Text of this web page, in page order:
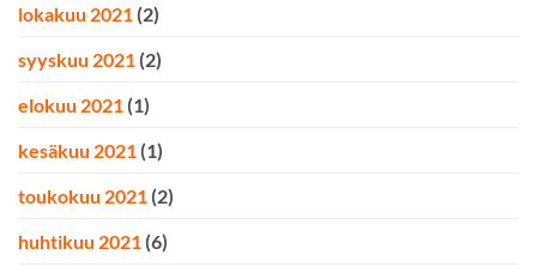
lokakuu 2021 (2)
syyskuu 2021 (2)
elokuu 2021 (1)
kesäkuu 2021 (1)
toukokuu 2021 (2)
huhtikuu 2021 (6)